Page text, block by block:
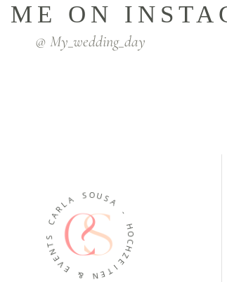
ME ON
@ My_wedding_day
CAR A SOUS
A
-
H
O
C
H
Z
E
I
T
N
&
E
V
E
N
S